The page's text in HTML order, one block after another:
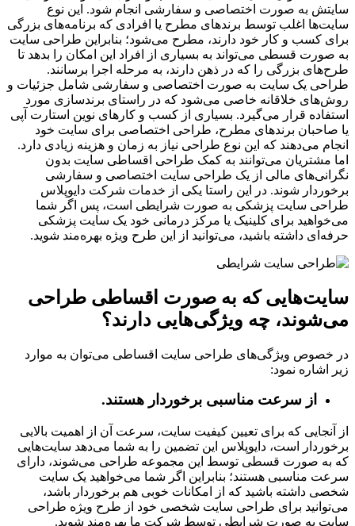
سایتش به صورت اختصاصی و سفارشی انجام شود. این نوع
سایت‌ها اغلب توسط برندهای مطرح یا افرادی که برنامه‌های بزرگی
برای کسب و کار خود دارند، مطرح می‌شود؛ بنابراین طراحی سایت
به صورت قسطی می‌تواند به بسیاری از افراد این امکان را بدهد تا
طرح‌های بزرگی را که در ذهن دارند، به مرحله اجرا برسانند.
طراحی یک سایت به صورت اختصاصی و سفارشی شامل جزئیات و
روش‌های خلاقانه خاصی می‌شود که در راستای برندسازی مورد
استفاده قرار می‌گیرد. بسیاری از کسب و کارهای نوین استارت آپی
یا صاحبان برندهای مطرح، طراحی اختصاصی برای سایت خود
انجام می‌دهند که این نوع طراحی نیاز به زمان و هزینه زیادی دارد.
اما مشتریان می‌توانند به کمک طراحی اقساطی سایت بدون
نگرانی‌های مالی از یک طراحی سایت اختصاصی و سفارشی
برخوردار شوند. در این راستا یکی از خدمات شرکت دایوپلاس
طراحی سایت پزشکی به صورت شرایطی است، پس اگر شما
می‌خواهید برای کلینیک یا مرکز درمانی خود یک سایت پزشکی
حرفه‌ای داشته باشید، می‌توانید از این طرح ویژه بهره‌مند شوید.
سایت‌هایی که به صورت اقساطی طراحی
می‌شوند، چه ویژگی‌هایی دارند؟
در خصوص ویژگی‌های طراحی سایت اقساطی می‌توان به موارد
زیر اشاره نمود:
از سرعت مناسبی برخوردار هستند.
از آنجایی که برای تعیین کیفیت سایت، سرعت آن از اهمیت بالایی
برخوردار است، دایوپلاس این تضمین را به شما می‌دهد سایت‌هایی
که به صورت قسطی توسط این مجموعه طراحی می‌شوند، دارای
سرعت مناسبی هستند؛ بنابراین اگر شما می‌خواهید یک سایت
شخصی داشته باشید که از امکانات خوبی هم برخوردار باشد،
می‌توانید برای طراحی سایت شخصی خود از طرح ویژه طراحی
سایت به صورت شرایطی توسط شرکت ما بهره‌مند شوید.